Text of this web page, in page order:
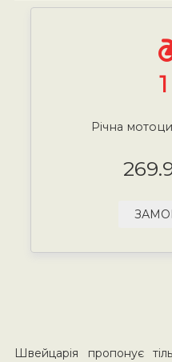
1
Річна
Швейцарія пропонує